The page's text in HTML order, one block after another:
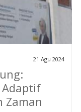
21 Agu 2024
Adaptif
Zaman